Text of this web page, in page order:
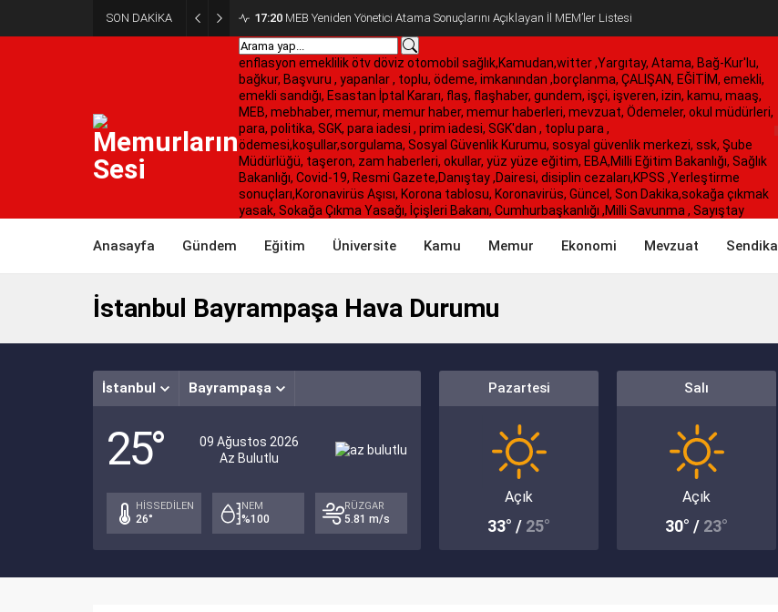
SON DAKİKA 17:20 MEB Yeniden Yönetici Atama Sonuçlarını Açıklayan İl MEM’ler Listesi
enflasyon emeklilikötvdöviz otomobil sağlık,Kamudan,witter ,Yargıtay, Atama, Bağ-Kur'lu,
bağkur, Başvuru , yapanlar , toplu, ödeme, imkanından ,borçlanma, ÇALIŞAN, EĞİTİM, emekli,
emekli sandığı, Esastan İptal Kararı, flaş, flaşhaber, gundem, işçi, işveren, izin, kamu, maaş,
MEB, mebhaber, memur, memur haber, memur haberleri, mevzuat, Ödemeler, okul müdürleri,
para, politika, SGK, para iadesi , prim iadesi, SGK'dan , toplu para ,
ödemesi,koşullar,sorgulama, Sosyal Güvenlik Kurumu, sosyal güvenlik merkezi, ssk, Şube
Müdürlüğü, taşeron, zam haberleri, okullar, yüz yüze eğitim, EBA,Milli Eğitim Bakanlığı, Sağlık
Bakanlığı, Covid-19, Resmi Gazete,Danıştay ,Dairesi, disiplin cezaları,KPSS ,Yerleştirme
sonuçları,Koronavirüs Aşısı, Korona tablosu, Koronavirüs, Güncel, Son Dakika,sokağa çıkmak
yasak, Sokağa Çıkma Yasağı, İçişleri Bakanı, Cumhurbaşkanlığı ,Milli Savunma , Sayıştay
Anasayfa Gündem Eğitim Üniversite Kamu Memur Ekonomi Mevzuat Sendika
İstanbul Bayrampaşa Hava Durumu
İstanbul Bayrampaşa
25°
09 Ağustos 2026
Az Bulutlu
HİSSEDİLEN
26°
NEM
%100
RÜZGAR
5.81 m/s
Pazartesi
Açık
33° / 25°
Salı
Açık
30° / 23°